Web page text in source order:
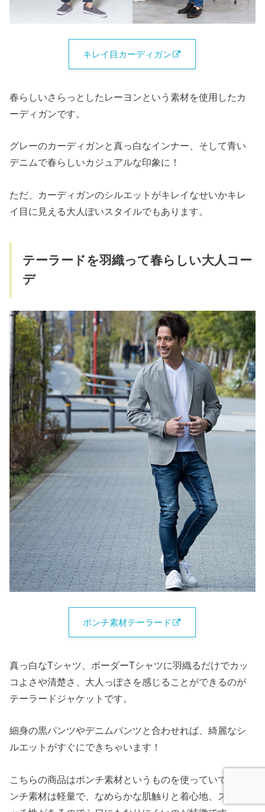
キレイ目カーディガン
春らしいさらっとしたレーヨンという素材を使用したカ
ーディガンです。
グレーのカーディガンと真っ白なインナー、そして青い
デニムで春らしいカジュアルな印象に！
ただ、カーディガンのシルエットがキレイなせいかキレ
イ目に見える大人ぽいスタイルでもあります。
テーラードを羽織って春らしい大人コー
デ
ポンチ素材テーラード
真っ白なTシャツ、ボーダーTシャツに羽織るだけでカッ
コよさや清楚さ、大人っぽさを感じることができるのが
テーラードジャケットです。
細身の黒パンツやデニムパンツと合わせれば、綺麗なシ
ルエットがすぐにできちゃいます！
こちらの商品はポンチ素材というものを使っていて、ポ
ンチ素材は軽量で、なめらかな肌触りと着心地、ストレ